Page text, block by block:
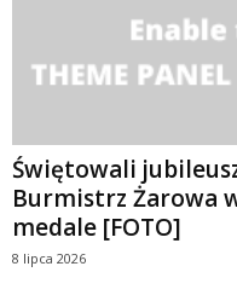
Świętowali
Burmistrz Żarowa
medale [FOTO]
8 lipca 2026